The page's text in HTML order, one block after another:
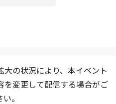
の状況により、本イベント
を変更して配信する場合がご
。